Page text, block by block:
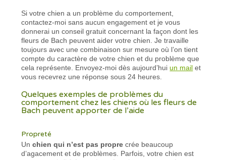
Si votre chien a un problème du comportement,
contactez-moi sans aucun engagement et je vous
donnerai un conseil gratuit concernant la façon dont les
fleurs de Bach peuvent aider votre chien. Je travaille
toujours avec une combinaison sur mesure où l’on tient
compte du caractère de votre chien et du problème que
cela représente. Envoyez-moi dès aujourd’huiun mail et
vous recevrez une réponse sous 24 heures.
Quelques exemples de problèmes du
comportement chez les chiens où les fleurs de
Bach peuvent apporter de l’aide
Propreté
Unchien qui n’est pas propre crée beaucoup
d’agacement et de problèmes. Parfois, votre chien est